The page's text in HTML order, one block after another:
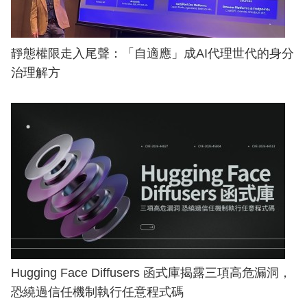
靜態權限走入尾聲：「自適應」成AI代理世代的身分
治理解方
Hugging Face Diffusers 函式庫揭露三項高危漏洞，
恐繞過信任機制執行任意程式碼